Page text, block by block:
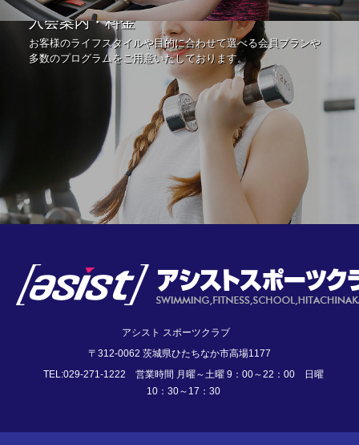
入会案内・料金
お客様のライフスタイルや目的に合わせて選べる会員プランや
多数のプログラムをご用意いたしております。
アシスト スポーツクラブ
〒312-0062 茨城県ひたちなか市高場1177
TEL:029-271-1222 営業時間 月曜～土曜 9：00～22：00 日曜
10：30～17：30